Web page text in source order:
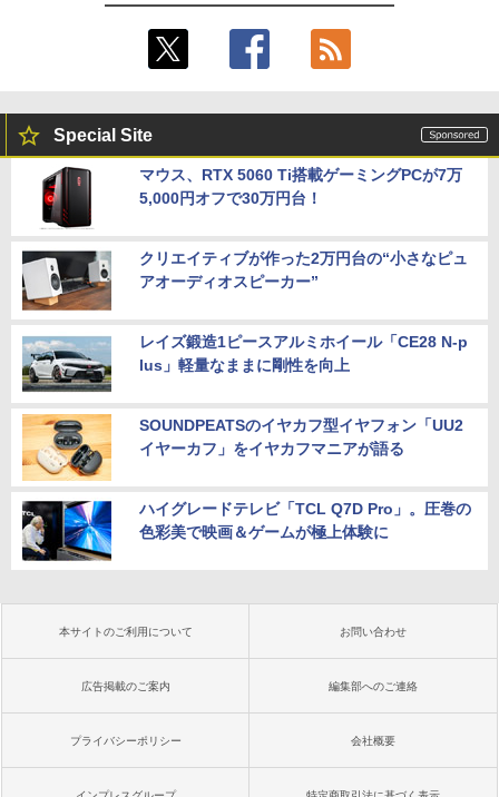
Special Site
マウス、RTX 5060 Ti搭載ゲーミングPCが7万
5,000円オフで30万円台！
クリエイティブが作った2万円台の“小さなピュ
アオーディオスピーカー”
レイズ鍛造1ピースアルミホイール「CE28 N-p
lus」軽量なままに剛性を向上
SOUNDPEATSのイヤカフ型イヤフォン「UU2
イヤーカフ」をイヤカフマニアが語る
ハイグレードテレビ「TCL Q7D Pro」。圧巻の
色彩美で映画＆ゲームが極上体験に
本サイトのご利用について お問い合わせ
広告掲載のご案内 編集部へのご連絡
プライバシーポリシー 会社概要